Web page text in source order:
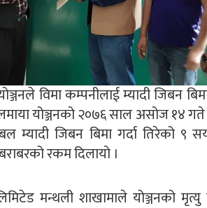
विमा कम्पनीलाई म्यादी जिबन
योञ्जनको २०७६ साल असोज १४
म्यादी जिबन बिमा गर्दा तिरेको
रकम दिलायो ।
मन्थली शाखामाले योञ्जनको मृत्यु